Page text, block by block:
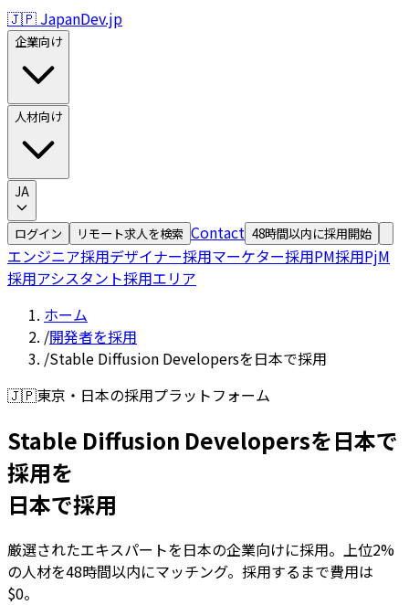
🇯🇵 JapanDev.jp
企業向け
人材向け
JA
ログイン リモート求人を検索 Contact 48時間以内に採用開始
エンジニア採用デザイナー採用マーケター採用PM採用PjM
採用アシスタント採用エリア
ホーム
/開発者を採用
/Stable Diffusion Developersを日本で採用
🇯🇵東京・日本の採用プラットフォーム
Stable Diffusion Developersを日本で
採用を
日本で採用
厳選されたエキスパートを日本の企業向けに採用。上位2%
の人材を48時間以内にマッチング。採用するまで費用は
$0。